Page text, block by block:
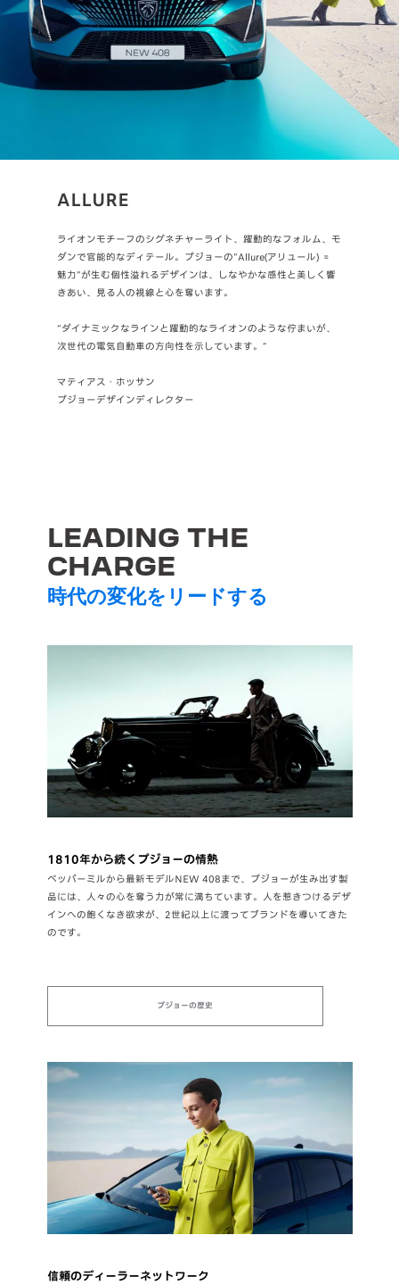
ALLURE
ライオンモチーフのシグネチャーライト、躍動的なフォルム、モ
ダンで官能的なディテール。プジョーの"Allure(アリュール) ＝
魅力"が生む個性溢れるデザインは、しなやかな感性と美しく響
きあい、見る人の視線と心を奪います。
“ダイナミックなラインと躍動的なライオンのような佇まいが、
次世代の電気自動車の方向性を示しています。”
マティアス・ホッサン
プジョーデザインディレクター
LEADING THE
CHARGE
時代の変化をリードする
1810年から続くプジョーの情熱
ペッパーミルから最新モデルNEW 408まで、プジョーが生み出す製
品には、人々の心を奪う力が常に満ちています。人を惹きつけるデザ
インへの飽くなき欲求が、2世紀以上に渡ってブランドを導いてきた
のです。
プジョーの歴史
信頼のディーラーネットワーク